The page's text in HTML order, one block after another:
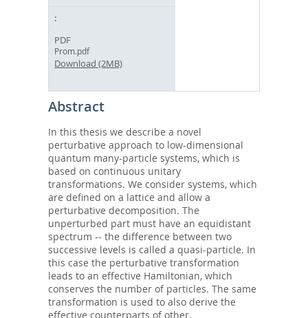
PDF
Prom.pdf
Download (2MB)
Abstract
In this thesis we describe a novel
perturbative approach to low-dimensional
quantum many-particle systems, which is
based on continuous unitary
transformations. We consider systems, which
are defined on a lattice and allow a
perturbative decomposition. The
unperturbed part must have an equidistant
spectrum -- the difference between two
successive levels is called a quasi-particle. In
this case the perturbative transformation
leads to an effective Hamiltonian, which
conserves the number of particles. The same
transformation is used to also derive the
effective counterparts of other,